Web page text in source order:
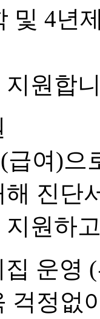
및 4년
지원합
급여)으
진단
지원하
운영
걱정없